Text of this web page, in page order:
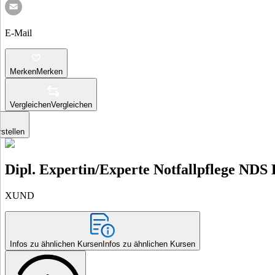
E-Mail
MerkenMerken
VergleichenVergleichen
Dipl. Expertin/Experte Notfallpflege NDS
XUND
Infos zu ähnlichen Kursen Infos zu ähnlichen Kursen